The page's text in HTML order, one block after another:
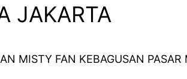
JAKARTA